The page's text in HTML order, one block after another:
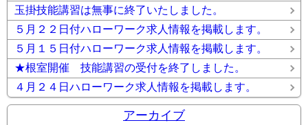
玉掛技能講習は無事に終了いたしました。
５月２２日付ハローワーク求人情報を掲載します。
５月１５日付ハローワーク求人情報を掲載します。
★根室開催 技能講習の受付を終了しました。
４月２４日ハローワーク求人情報を掲載します。
アーカイブ